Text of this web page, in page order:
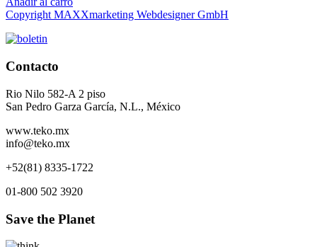
Copyright MAXXmarketing Webdesigner GmbH
Contacto
Rio Nilo 582-A 2 piso
San Pedro Garza García, N.L., México
www.teko.mx
info@teko.mx
+52(81) 8335-1722
01-800 502 3920
Save the Planet